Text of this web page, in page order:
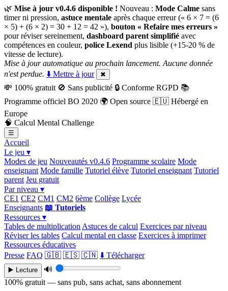
🌿 Mise à jour v0.4.6 disponible ! Nouveau : Mode Calme sans
timer ni pression, astuce mentale après chaque erreur (« 6 × 7 = (6
× 5) + (6 × 2) = 30 + 12 = 42 »), bouton « Refaire mes erreurs »
pour réviser sereinement, dashboard parent simplifié avec
compétences en couleur, police Lexend plus lisible (+15-20 % de
vitesse de lecture).
Mise à jour automatique au prochain lancement. Aucune donnée
n'est perdue. ⬇️ Mettre à jour ✖
💸 100% gratuit 🚫 Sans publicité 🔒 Conforme RGPD 📚
Programme officiel BO 2020 🌍 Open source 🇪🇺 Hébergé en
Europe
🧠 Calcul Mental Challenge
☰
Accueil
Le jeu ▾
Modes de jeu Nouveautés v0.4.6 Programme scolaire Mode
enseignant Mode famille Tutoriel élève Tutoriel enseignant Tutoriel
parent Jeu gratuit
Par niveau ▾
CE1 CE2 CM1 CM2 6ème Collège Lycée
Enseignants 📖 Tutoriels
Ressources ▾
Tables de multiplication Astuces de calcul Exercices par niveau
Réviser les tables Calcul mental en classe Exercices à imprimer
Ressources éducatives
Presse FAQ 🇬🇧 🇪🇸 🇨🇳 ⬇️ Télécharger
▶️ Lecture
🔊
100% gratuit — sans pub, sans achat, sans abonnement